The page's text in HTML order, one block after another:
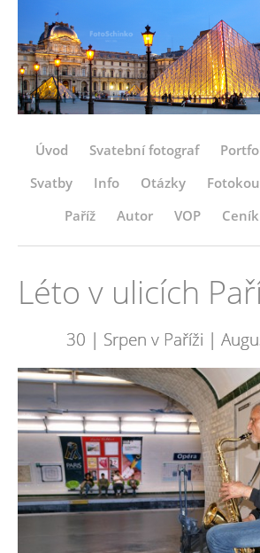
Úvod Svatební fotograf
Svatby
Info Otázky
Paříž
Autor VOP Ceník
Léto v ulicích
30 | Srpen v Paříži |